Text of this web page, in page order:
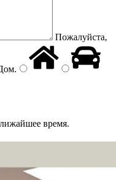
Пожалуйста,
.
время.